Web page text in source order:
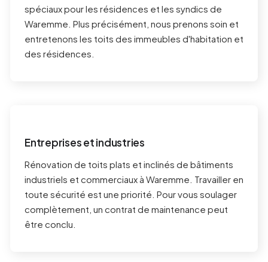
spéciaux pour les résidences et les syndics de
Waremme . Plus précisément, nous prenons soin et
entretenons les toits des immeubles d'habitation et
des résidences.
Entreprises et industries
Rénovation de toits plats et inclinés de bâtiments
industriels et commerciaux à Waremme . Travailler en
toute sécurité est une priorité. Pour vous soulager
complètement, un contrat de maintenance peut
être conclu.